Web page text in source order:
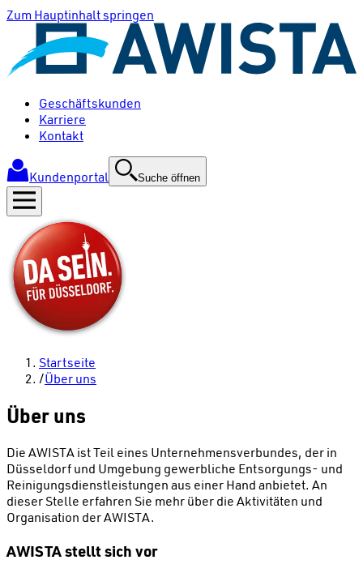
Zum Hauptinhalt springen
Geschäftskunden
Karriere
Kontakt
Kundenportal Suche öffnen
Startseite
/Über uns
Über uns
Die AWISTA ist Teil eines Unternehmensverbundes, der in
Düsseldorf und Umgebung gewerbliche Entsorgungs- und
Reinigungsdienstleistungen aus einer Hand anbietet. An
dieser Stelle erfahren Sie mehr über die Aktivitäten und
Organisation der AWISTA.
AWISTA stellt sich vor